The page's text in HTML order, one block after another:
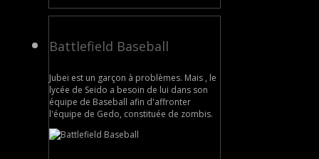
Battlefield Baseball
Jubei est un garçon à problèmes. Mais , le
lycée de Seido a besoin de lui dans son
équipe de Baseball afin d'affronter
l'équipe de Gedo, constituée de zombis.